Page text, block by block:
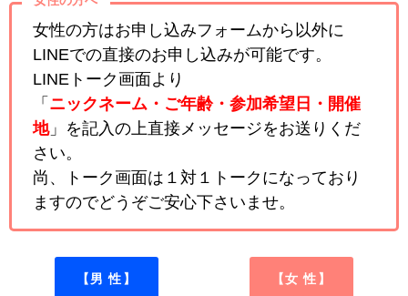
女性の方はお申し込みフォームから以外に
LINEでの直接のお申し込みが可能です。
LINEトーク画面より
「 ニックネーム・ご年齢・参加希望日・開催
地」を記入の上直接メッセージをお送りくだ
さい。
尚、トーク画面は１対１トークになっており
ますのでどうぞご安心下さいませ。
【男 性】
【女 性】